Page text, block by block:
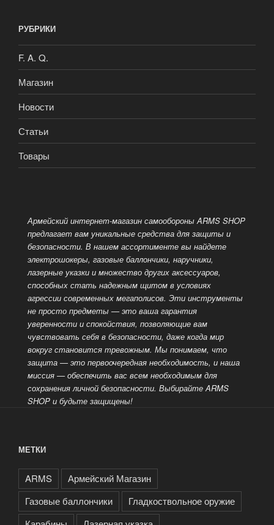
РУБРИКИ
F. A. Q.
Магазин
Новости
Статьи
Товары
Армейский интернет-магазин самообороны ARMS SHOP
предлагает вам уникальные средства для защиты и
безопасности. В нашем ассортименте вы найдете
электрошокеры, газовые баллончики, наручники,
лазерные указки и множество других аксессуаров,
способных стать надежным щитом в условиях
агрессии современных мегаполисов. Эти инструменты
не просто предметы — это ваша гарантия
уверенности и спокойствия, позволяющие вам
чувствовать себя в безопасности, даже когда мир
вокруг становится тревожным. Мы понимаем, что
защита — это первоочередная необходимость, и наша
миссия — обеспечить вас всем необходимым для
сохранения личной безопасности. Выбирайте ARMS
SHOP и будьте защищены!
МЕТКИ
ARMS
Армейский Магазин
Газовые баллончики
Гладкоствольное оружие